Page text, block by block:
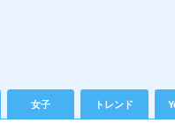
女子 トレンド